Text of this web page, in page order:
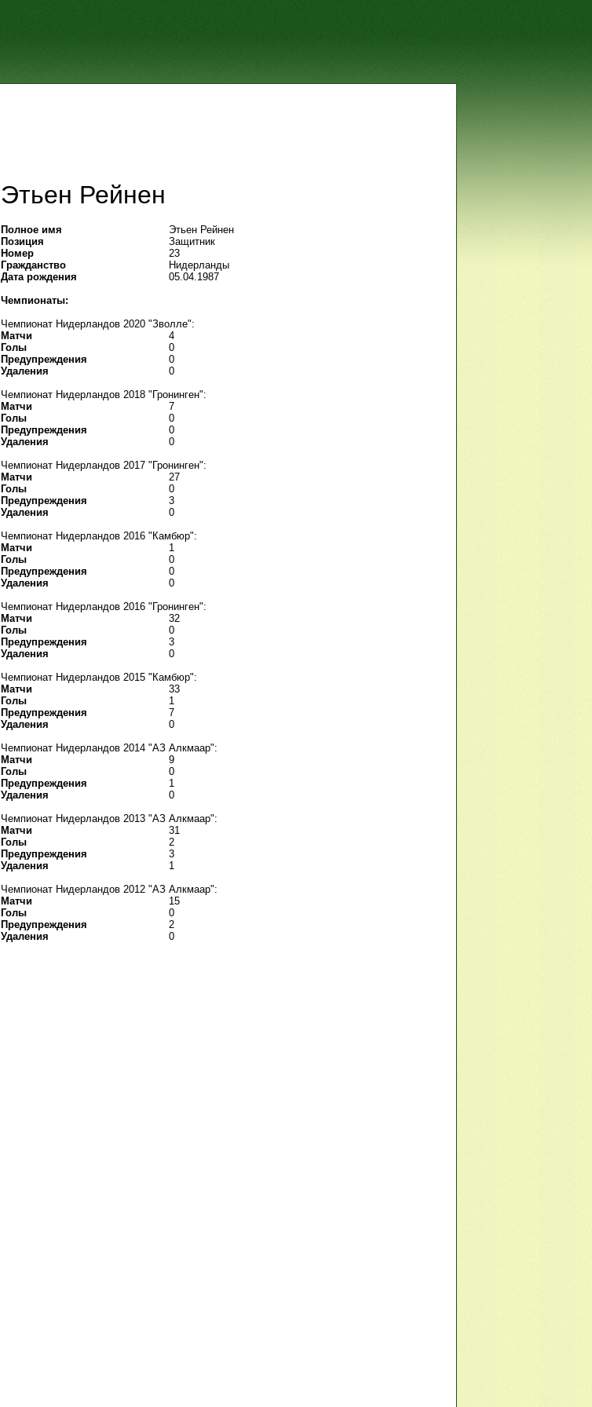
Этьен Рейнен
Полное имя
Этьен Рейнен
Позиция
Защитник
Номер
23
Гражданство
Нидерланды
Дата рождения
05.04.1987
Чемпионаты:
Чемпионат Нидерландов 2020 "Зволле":
Матчи
4
Голы
0
Предупреждения
0
Удаления
0
Чемпионат Нидерландов 2018 "Гронинген":
Матчи
7
Голы
0
Предупреждения
0
Удаления
0
Чемпионат Нидерландов 2017 "Гронинген":
Матчи
27
Голы
0
Предупреждения
3
Удаления
0
Чемпионат Нидерландов 2016 "Камбюр":
Матчи
1
Голы
0
Предупреждения
0
Удаления
0
Чемпионат Нидерландов 2016 "Гронинген":
Матчи
32
Голы
0
Предупреждения
3
Удаления
0
Чемпионат Нидерландов 2015 "Камбюр":
Матчи
33
Голы
1
Предупреждения
7
Удаления
0
Чемпионат Нидерландов 2014 "АЗ Алкмаар":
Матчи
9
Голы
0
Предупреждения
1
Удаления
0
Чемпионат Нидерландов 2013 "АЗ Алкмаар":
Матчи
31
Голы
2
Предупреждения
3
Удаления
1
Чемпионат Нидерландов 2012 "АЗ Алкмаар":
Матчи
15
Голы
0
Предупреждения
2
Удаления
0